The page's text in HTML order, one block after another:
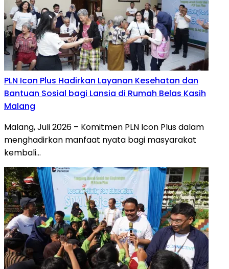
PLN Icon Plus Hadirkan Layanan Kesehatan dan
Bantuan Sosial bagi Lansia di Rumah Belas Kasih
Malang
Malang, Juli 2026 – Komitmen PLN Icon Plus dalam
menghadirkan manfaat nyata bagi masyarakat
kembali…